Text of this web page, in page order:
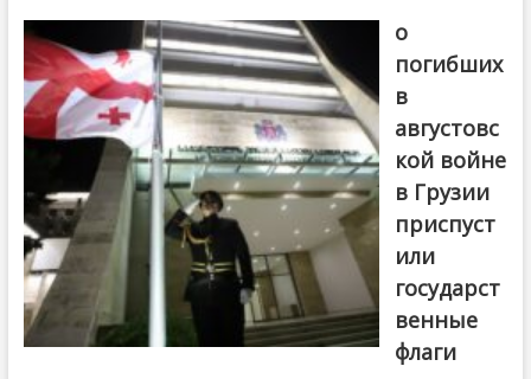
о
погибших
в
августовс
кой войне
в Грузии
приспуст
или
государст
венные
флаги